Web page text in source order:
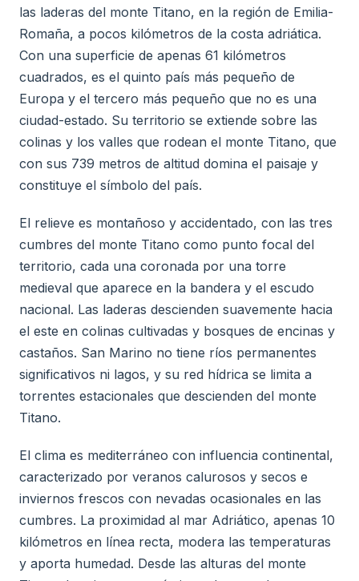
las laderas del monte Titano, en la región de Emilia-
Romaña, a pocos kilómetros de la costa adriática.
Con una superficie de apenas 61 kilómetros
cuadrados, es el quinto país más pequeño de
Europa y el tercero más pequeño que no es una
ciudad-estado. Su territorio se extiende sobre las
colinas y los valles que rodean el monte Titano, que
con sus 739 metros de altitud domina el paisaje y
constituye el símbolo del país.
El relieve es montañoso y accidentado, con las tres
cumbres del monte Titano como punto focal del
territorio, cada una coronada por una torre
medieval que aparece en la bandera y el escudo
nacional. Las laderas descienden suavemente hacia
el este en colinas cultivadas y bosques de encinas y
castaños. San Marino no tiene ríos permanentes
significativos ni lagos, y su red hídrica se limita a
torrentes estacionales que descienden del monte
Titano.
El clima es mediterráneo con influencia continental,
caracterizado por veranos calurosos y secos e
inviernos frescos con nevadas ocasionales en las
cumbres. La proximidad al mar Adriático, apenas 10
kilómetros en línea recta, modera las temperaturas
y aporta humedad. Desde las alturas del monte